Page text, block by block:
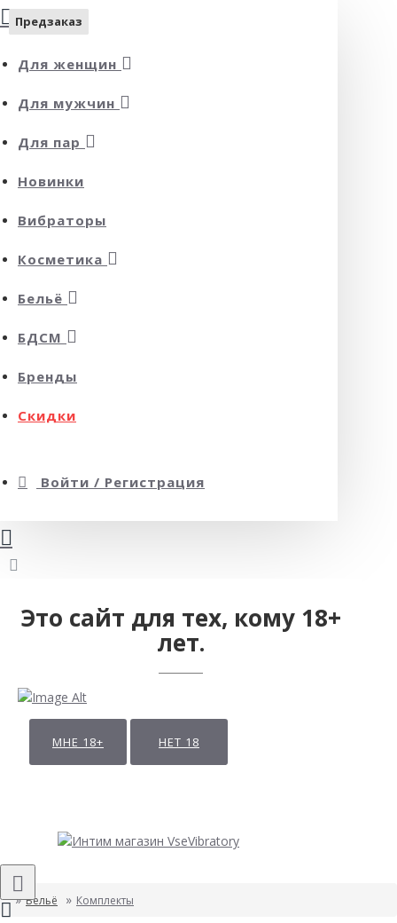
Для женщин
Для мужчин
Для пар
Новинки
Вибраторы
Косметика
Бельё
БДСМ
Бренды
Скидки
Войти / Регистрация
Это сайт для тех, кому 18+
лет.
МНЕ 18+ НЕТ 18
Бельё Комплекты
Предзаказ
Предзаказ
Предзаказ
Предзаказ
Предзаказ
Предзаказ
Предзаказ
Предзаказ